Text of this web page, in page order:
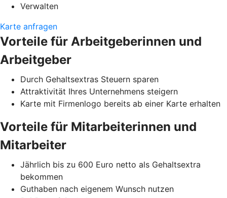
Verwalten
Karte anfragen
Vorteile für Arbeitgeberinnen und
Arbeitgeber
Durch Gehaltsextras Steuern sparen
Attraktivität Ihres Unternehmens steigern
Karte mit Firmenlogo bereits ab einer Karte erhalten
Vorteile für Mitarbeiterinnen und
Mitarbeiter
Jährlich bis zu 600 Euro netto als Gehaltsextra
bekommen
Guthaben nach eigenem Wunsch nutzen